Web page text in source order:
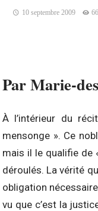
10 septembre 2009
Par Marie-
À l’intérieur du
mensonge ». Ce
mais il le qualifie de
déroulés. La vérité
obligation
vu que c’est la